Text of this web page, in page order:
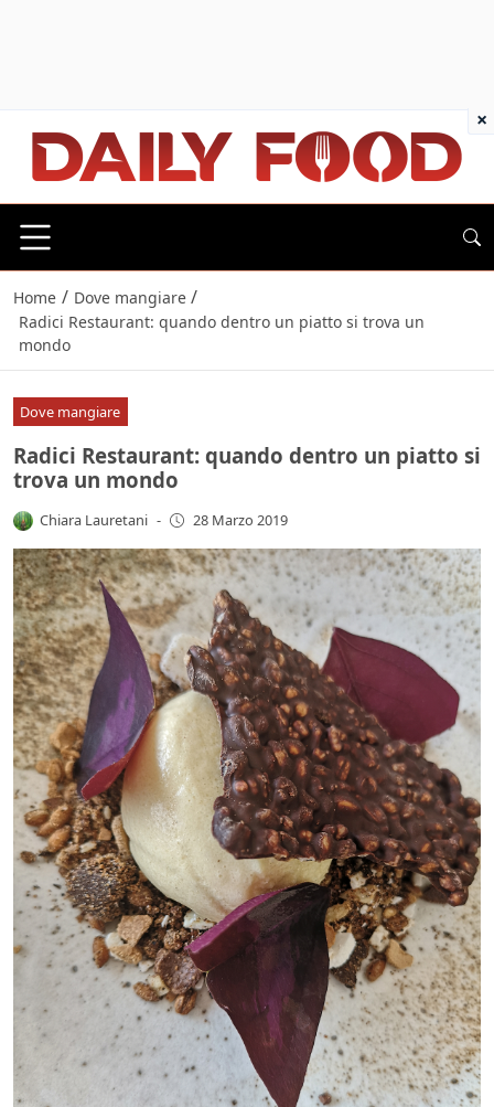
Home / Dove mangiare /
Radici Restaurant: quando dentro un piatto si trova un
mondo
Dove mangiare
Radici Restaurant: quando dentro un piatto si
trova un mondo
Chiara Lauretani - 28 Marzo 2019
×